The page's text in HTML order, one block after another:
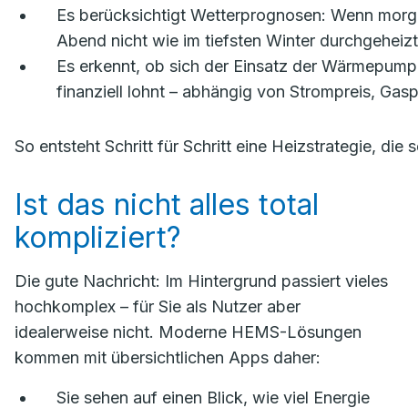
Es berücksichtigt Wetterprognosen: Wenn
Abend nicht wie im tiefsten Winter
Es erkennt, ob sich der Einsatz der
finanziell lohnt – abhängig von Strompreis,
So entsteht Schritt für Schritt eine Heizstrategie, die
Ist das nicht alles total
kompliziert?
Die gute Nachricht: Im Hintergrund passiert vieles
hochkomplex – für Sie als Nutzer aber
idealerweise nicht. Moderne HEMS-Lösungen
kommen mit übersichtlichen Apps daher:
Sie sehen auf einen Blick, wie viel Energie